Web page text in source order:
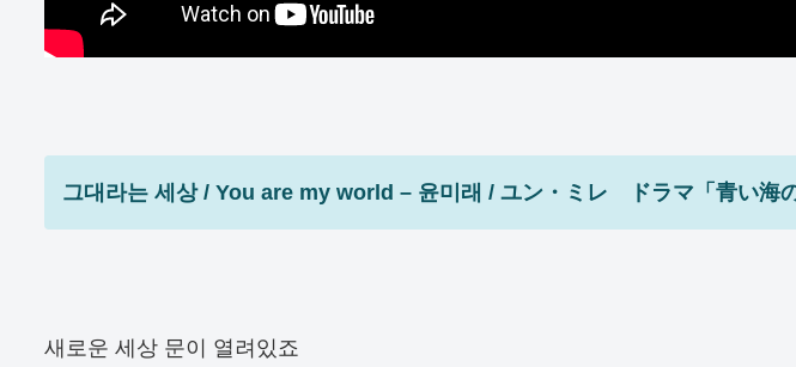
그대라는 세상 / You are my world – 윤미래 / ユン・ミレ ドラマ「青い海
새로운 세상 문이 열려있죠